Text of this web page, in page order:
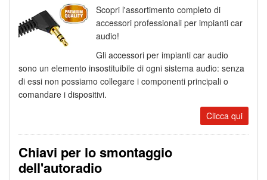
Scopri l'assortimento completo di
accessori professionali per impianti car
audio!
Gli accessori per impianti car audio
sono un elemento insostituibile di ogni sistema audio: senza
di essi non possiamo collegare i componenti principali o
comandare i dispositivi.
Clicca qui
Chiavi per lo smontaggio
dell'autoradio